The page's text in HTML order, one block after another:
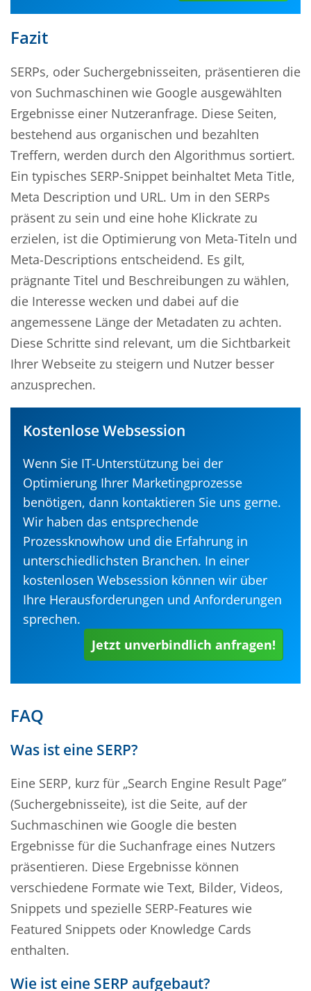
Fazit
SERPs, oder Suchergebnisseiten, präsentieren die
von Suchmaschinen wie Google ausgewählten
Ergebnisse einer Nutzeranfrage. Diese Seiten,
bestehend aus organischen und bezahlten
Treffern, werden durch den Algorithmus sortiert.
Ein typisches SERP-Snippet beinhaltet Meta Title,
Meta Description und URL. Um in den SERPs
präsent zu sein und eine hohe Klickrate zu
erzielen, ist die Optimierung von Meta-Titeln und
Meta-Descriptions entscheidend. Es gilt,
prägnante Titel und Beschreibungen zu wählen,
die Interesse wecken und dabei auf die
angemessene Länge der Metadaten zu achten.
Diese Schritte sind relevant, um die Sichtbarkeit
Ihrer Webseite zu steigern und Nutzer besser
anzusprechen.
Kostenlose Websession
Wenn Sie IT-Unterstützung bei der
Optimierung Ihrer Marketingprozesse
benötigen, dann kontaktieren Sie uns gerne.
Wir haben das entsprechende
Prozessknowhow und die Erfahrung in
unterschiedlichsten Branchen. In einer
kostenlosen Websession können wir über
Ihre Herausforderungen und Anforderungen
sprechen.
Jetzt unverbindlich anfragen!
FAQ
Was ist eine SERP?
Eine SERP, kurz für „Search Engine Result Page”
(Suchergebnisseite), ist die Seite, auf der
Suchmaschinen wie Google die besten
Ergebnisse für die Suchanfrage eines Nutzers
präsentieren. Diese Ergebnisse können
verschiedene Formate wie Text, Bilder, Videos,
Snippets und spezielle SERP-Features wie
Featured Snippets oder Knowledge Cards
enthalten.
Wie ist eine SERP aufgebaut?